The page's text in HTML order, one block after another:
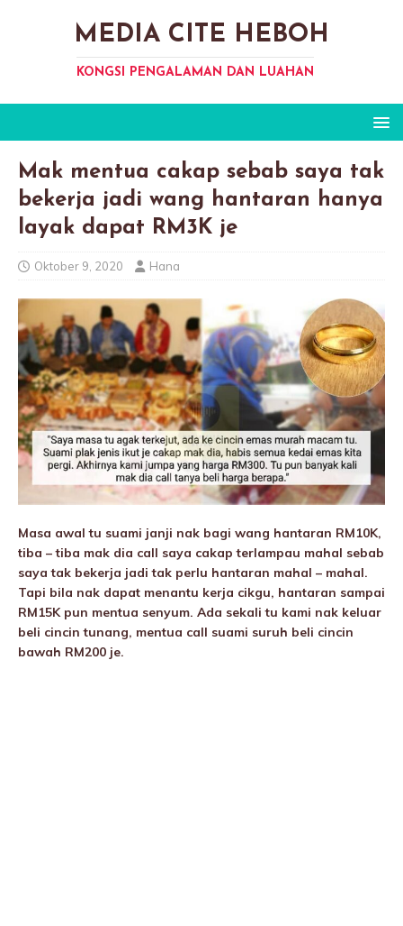
MEDIA CITE HEBOH
KONGSI PENGALAMAN DAN LUAHAN
Mak mentua cakap sebab saya tak
bekerja jadi wang hantaran hanya
layak dapat RM3K je
Oktober 9, 2020 Hana
Masa awal tu suami janji nak bagi wang hantaran RM10K,
tiba – tiba mak dia call saya cakap terIampau mahal sebab
saya tak bekerja jadi tak perlu hantaran mahal – mahal.
Tapi bila nak dapat menantu kerja cikgu, hantaran sampai
RM15K pun mentua senyum. Ada sekali tu kami nak keluar
beli cincin tunang, mentua call suami suruh beli cincin
bawah RM200 je.